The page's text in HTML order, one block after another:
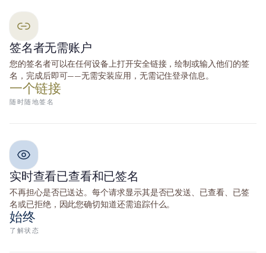
签名者无需账户
您的签名者可以在任何设备上打开安全链接，绘制或输入他们的签
名，完成后即可——无需安装应用，无需记住登录信息。
一个链接
随时随地签名
实时查看已查看和已签名
不再担心是否已送达。每个请求显示其是否已发送、已查看、已签
名或已拒绝，因此您确切知道还需追踪什么。
始终
了解状态